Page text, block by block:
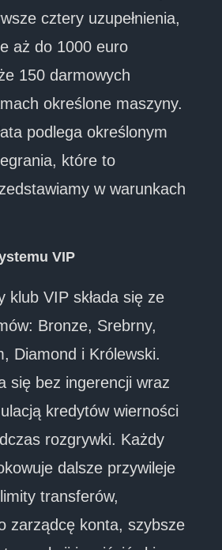
cztery uzupełnienia,
aż do 1000 euro
150 darmowych
określone maszyny.
podlega określonym
które to
w warunkach
VIP
klub VIP składa się ze
Bronze, Srebrny,
Diamond i Królewski.
się bez ingerencji wraz
kredytów wierności
rozgrywki. Każdy
dalsze przywileje
transferów,
zarządcę konta, szybsze